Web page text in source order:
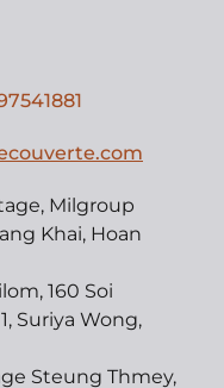
Milgroup
Khai, Hoan
160 Soi
Suriya Wong,
Steung Thmey,